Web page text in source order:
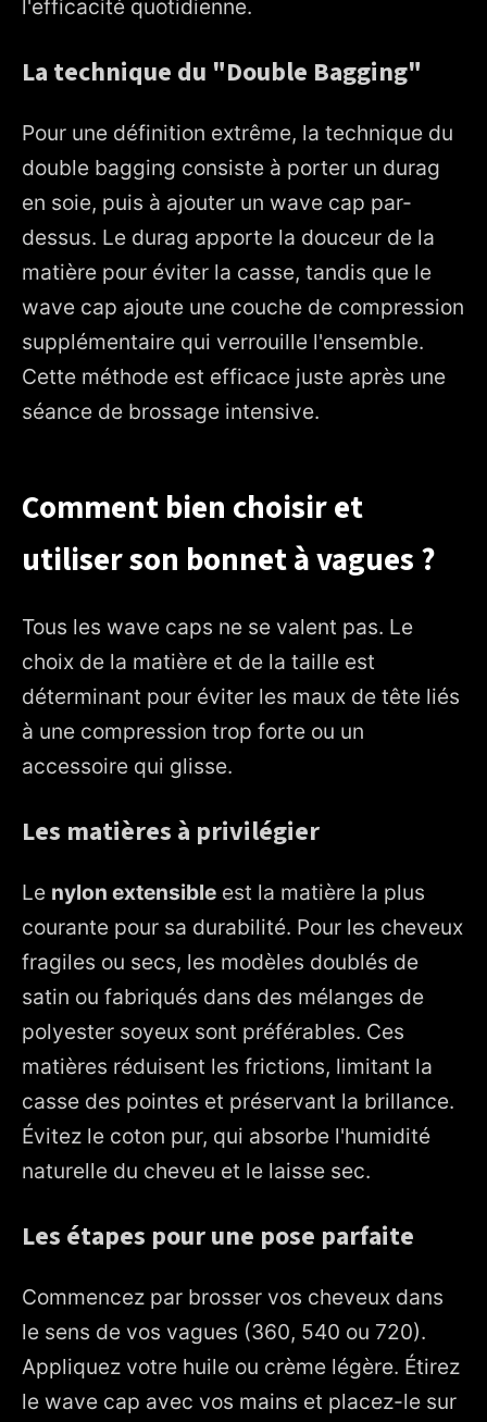
l'efficacité quotidienne.
La technique du "Double Bagging"
Pour une définition extrême, la technique du
double bagging consiste à porter un durag
en soie, puis à ajouter un wave cap par-
dessus. Le durag apporte la douceur de la
matière pour éviter la casse, tandis que le
wave cap ajoute une couche de compression
supplémentaire qui verrouille l'ensemble.
Cette méthode est efficace juste après une
séance de brossage intensive.
Comment bien choisir et
utiliser son bonnet à vagues ?
Tous les wave caps ne se valent pas. Le
choix de la matière et de la taille est
déterminant pour éviter les maux de tête liés
à une compression trop forte ou un
accessoire qui glisse.
Les matières à privilégier
Le nylon extensible est la matière la plus
courante pour sa durabilité. Pour les cheveux
fragiles ou secs, les modèles doublés de
satin ou fabriqués dans des mélanges de
polyester soyeux sont préférables. Ces
matières réduisent les frictions, limitant la
casse des pointes et préservant la brillance.
Évitez le coton pur, qui absorbe l'humidité
naturelle du cheveu et le laisse sec.
Les étapes pour une pose parfaite
Commencez par brosser vos cheveux dans
le sens de vos vagues (360, 540 ou 720).
Appliquez votre huile ou crème légère. Étirez
le wave cap avec vos mains et placez-le sur